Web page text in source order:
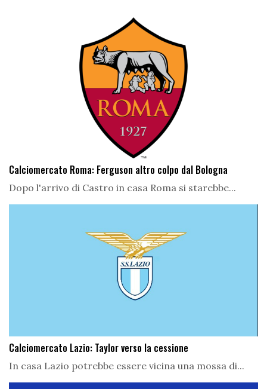
Calciomercato Roma: Ferguson altro colpo dal Bologna
Dopo l'arrivo di Castro in casa Roma si starebbe...
Calciomercato Lazio: Taylor verso la cessione
In casa Lazio potrebbe essere vicina una mossa di...